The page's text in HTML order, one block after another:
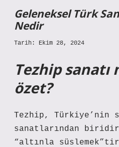
Geleneksel Türk
Nedir
Tarih: Ekim 28, 2024
Tezhip sanatı
özet?
Tezhip, Türkiye’nin
sanatlarından
“altınla